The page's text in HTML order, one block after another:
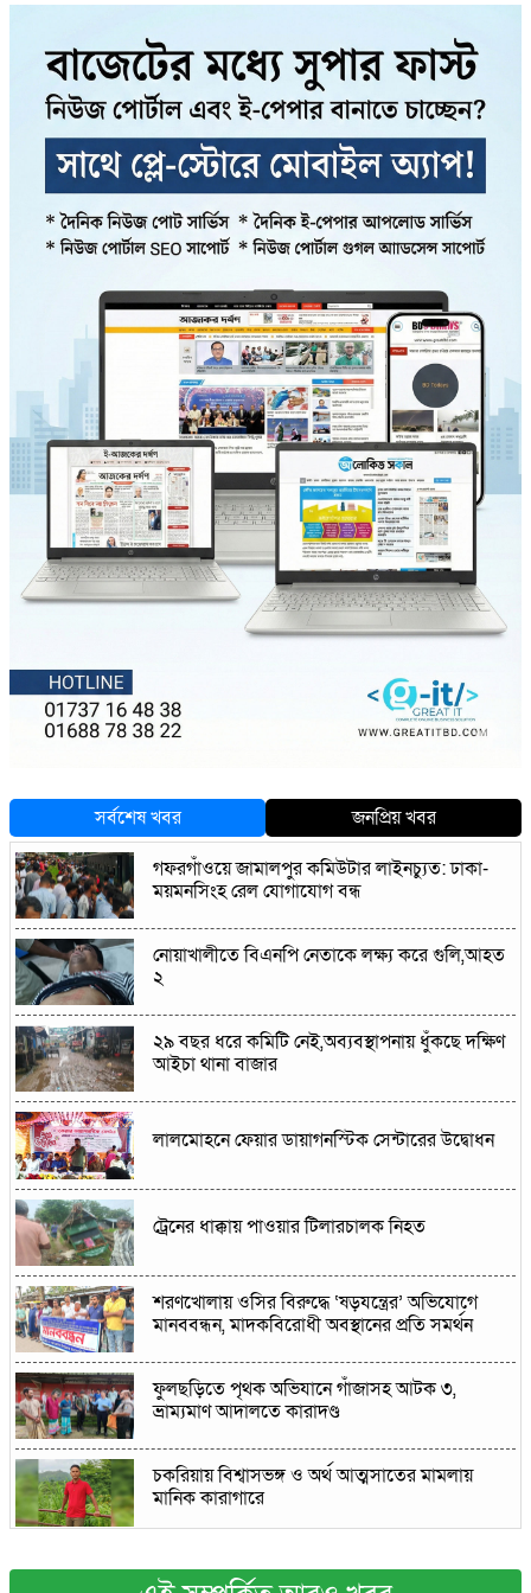
সর্বশেষ খবর
জনপ্রিয় খবর
গফরগাঁওয়ে জামালপুর কমিউটার লাইনচ্যুত: ঢাকা-
ময়মনসিংহ রেল যোগাযোগ বন্ধ
নোয়াখালীতে বিএনপি নেতাকে লক্ষ্য করে গুলি,আহত
২
২৯ বছর ধরে কমিটি নেই,অব্যবস্থাপনায় ধুঁকছে দক্ষিণ
আইচা থানা বাজার
লালমোহনে ফেয়ার ডায়াগনস্টিক সেন্টারের উদ্বোধন
ট্রেনের ধাক্কায় পাওয়ার টিলারচালক নিহত
শরণখোলায় ওসির বিরুদ্ধে ‘ষড়যন্ত্রের’ অভিযোগে
মানববন্ধন, মাদকবিরোধী অবস্থানের প্রতি সমর্থন
ফুলছড়িতে পৃথক অভিযানে গাঁজাসহ আটক ৩,
ভ্রাম্যমাণ আদালতে কারাদণ্ড
চকরিয়ায় বিশ্বাসভঙ্গ ও অর্থ আত্মসাতের মামলায়
মানিক কারাগারে
আত্রাইয়ে ট্রাক্টর চুরি